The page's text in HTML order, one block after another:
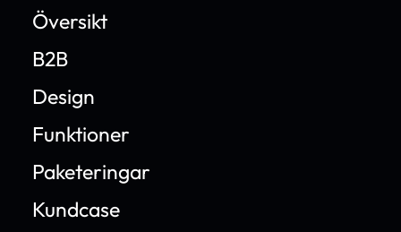
Översikt
B2B
Design
Funktioner
Paketeringar
Kundcase